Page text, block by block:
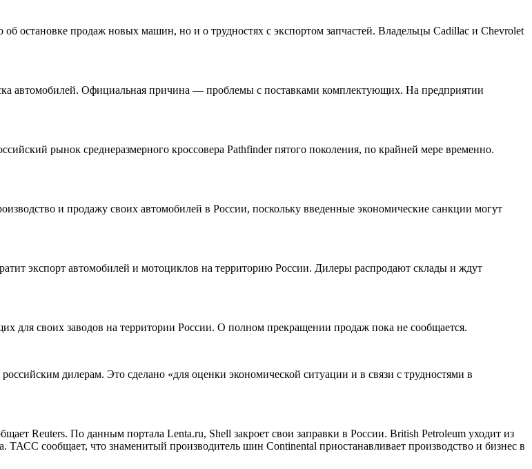
остановке продаж новых машин, но и о трудностях с экспортом запчастей. Владельцы Cadillac и Chevrolet
автомобилей. Официальная причина — проблемы с поставками комплектующих. На предприятии
рынок среднеразмерного кроссовера Pathfinder пятого поколения, по крайней мере временно.
и продажу своих автомобилей в России, поскольку введенные экономические санкции могут
экспорт автомобилей и мотоциклов на территорию России. Дилеры распродают склады и ждут
для своих заводов на территории России. О полном прекращении продаж пока не сообщается.
дилерам. Это сделано «для оценки экономической ситуации и в связи с трудностями в
Reuters. По данным портала Lenta.ru, Shell закроет свои заправки в России. British Petroleum уходит из
ТАСС сообщает, что знаменитый производитель шин Continental приостанавливает производство и бизнес в